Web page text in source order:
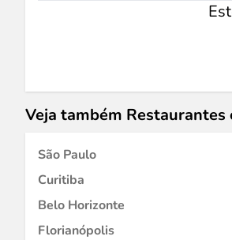
Veja também Restaurantes
São Paulo
Curitiba
Belo Horizonte
Florianópolis